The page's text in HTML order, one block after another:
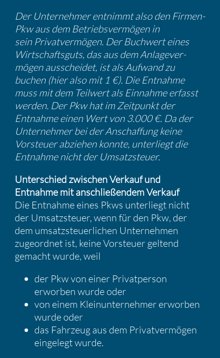
Der Unter­nehmer entnimmt also den Firmen-
Pkw aus dem Betriebs­ver­mögen in
sein Privat­ver­mögen. Der Buchwert eines
Wirtschafts­guts, das aus dem Anlage­ver­
mögen ausscheidet, ist als Aufwand zu
buchen (hier also mit 1 €). Die Entnahme
muss mit dem Teilwert als Einnahme erfasst
werden. Der Pkw hat im Zeitpunkt der
Entnahme einen Wert von 3.000 €. Da der
Unter­nehmer bei der Anschaf­fung keine
Vorsteuer abziehen konnte, unter­liegt die
Entnahme nicht der Umsatz­steuer.
Unter­schied zwischen Verkauf und
Entnahme mit anschlie­ßendem Verkauf
Die Entnahme eines Pkws unter­liegt nicht
der Umsatz­steuer, wenn für den Pkw, der
dem umsatz­steu­er­li­chen Unter­nehmen
zugeordnet ist, keine Vorsteuer geltend
gemacht wurde, weil
der Pkw von einer Privat­person
erworben wurde oder
von einem Klein­un­ter­nehmer erworben
wurde oder
das Fahrzeug aus dem Privat­ver­mögen
einge­legt wurde.